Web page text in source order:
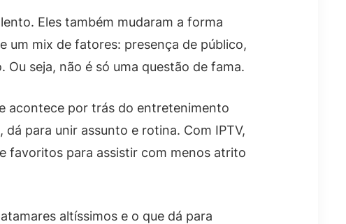
Eles também mudaram a forma
um mix de fatores: presença de público,
seja, não é só uma questão de fama.
acontece por trás do entretenimento
para unir assunto e rotina. Com IPTV,
favoritos para assistir com menos atrito
altíssimos e o que dá para